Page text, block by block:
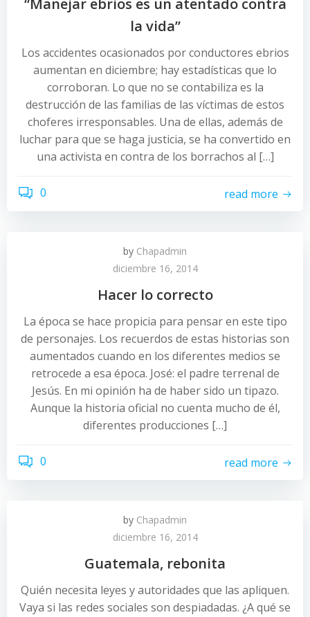
“Manejar ebrios es un atentado contra
la vida”
Los accidentes ocasionados por conductores ebrios
aumentan en diciembre; hay estadísticas que lo
corroboran. Lo que no se contabiliza es la
destrucción de las familias de las víctimas de estos
choferes irresponsables. Una de ellas, además de
luchar para que se haga justicia, se ha convertido en
una activista en contra de los borrachos al […]
0 read more
by Chapadmin
diciembre 16, 2014
Hacer lo correcto
La época se hace propicia para pensar en este tipo
de personajes. Los recuerdos de estas historias son
aumentados cuando en los diferentes medios se
retrocede a esa época. José: el padre terrenal de
Jesús. En mi opinión ha de haber sido un tipazo.
Aunque la historia oficial no cuenta mucho de él,
diferentes producciones […]
0 read more
by Chapadmin
diciembre 16, 2014
Guatemala, rebonita
Quién necesita leyes y autoridades que las apliquen.
Vaya si las redes sociales son despiadadas. ¿A qué se